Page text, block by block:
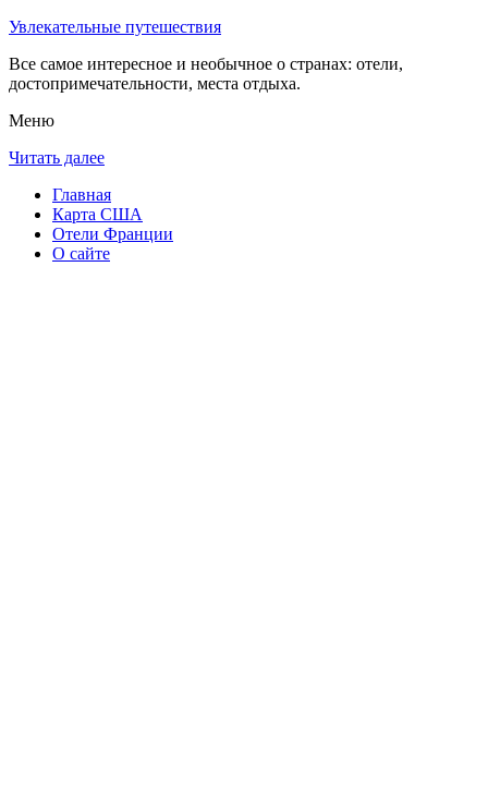
Увлекательные путешествия
Все самое интересное и необычное о странах: отели,
достопримечательности, места отдыха.
Меню
Читать далее
Главная
Карта США
Отели Франции
О сайте